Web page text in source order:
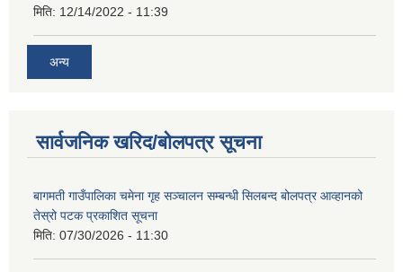
मिति: 12/14/2022 - 11:39
अन्य
सार्वजनिक खरिद/बोलपत्र सूचना
बागमती गाउँपालिका चमेना गृह सञ्चालन सम्बन्धी सिलबन्द बोलपत्र आव्हानको
तेस्रो पटक प्रकाशित सूचना
मिति: 07/30/2026 - 11:30